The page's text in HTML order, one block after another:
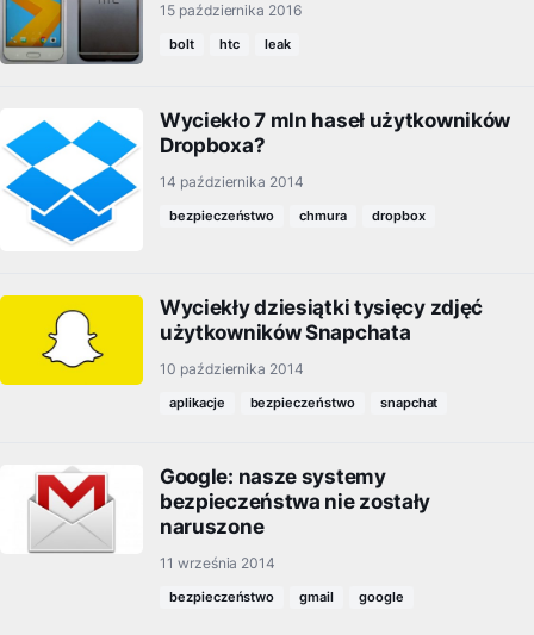
15 października 2016
bolt htc leak
Wyciekło 7 mln haseł użytkowników
Dropboxa?
14 października 2014
bezpieczeństwo chmura dropbox
Wyciekły dziesiątki tysięcy zdjęć
użytkowników Snapchata
10 października 2014
aplikacje bezpieczeństwo snapchat
Google: nasze systemy
bezpieczeństwa nie zostały
naruszone
11 września 2014
bezpieczeństwo gmail google